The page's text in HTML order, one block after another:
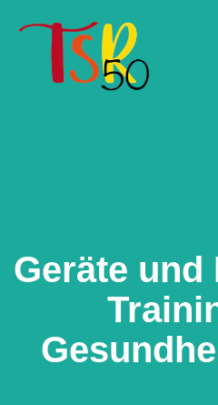
Geräte und